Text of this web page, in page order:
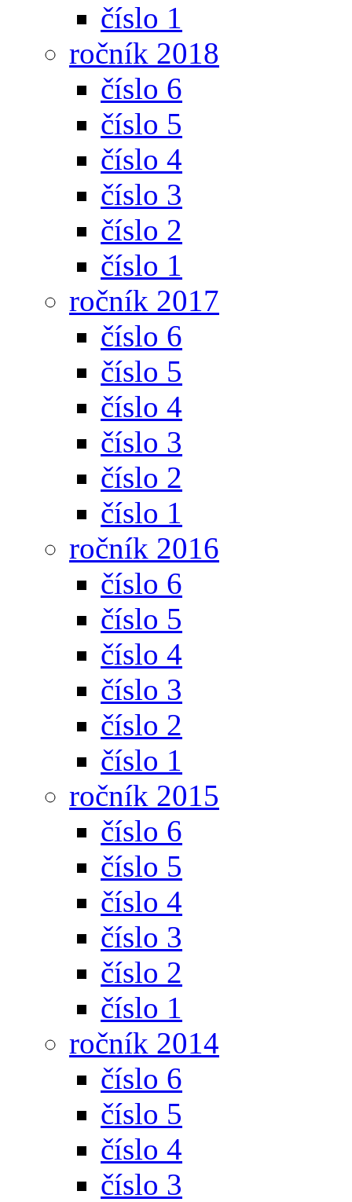
číslo 1
ročník 2018
číslo 6
číslo 5
číslo 4
číslo 3
číslo 2
číslo 1
ročník 2017
číslo 6
číslo 5
číslo 4
číslo 3
číslo 2
číslo 1
ročník 2016
číslo 6
číslo 5
číslo 4
číslo 3
číslo 2
číslo 1
ročník 2015
číslo 6
číslo 5
číslo 4
číslo 3
číslo 2
číslo 1
ročník 2014
číslo 6
číslo 5
číslo 4
číslo 3